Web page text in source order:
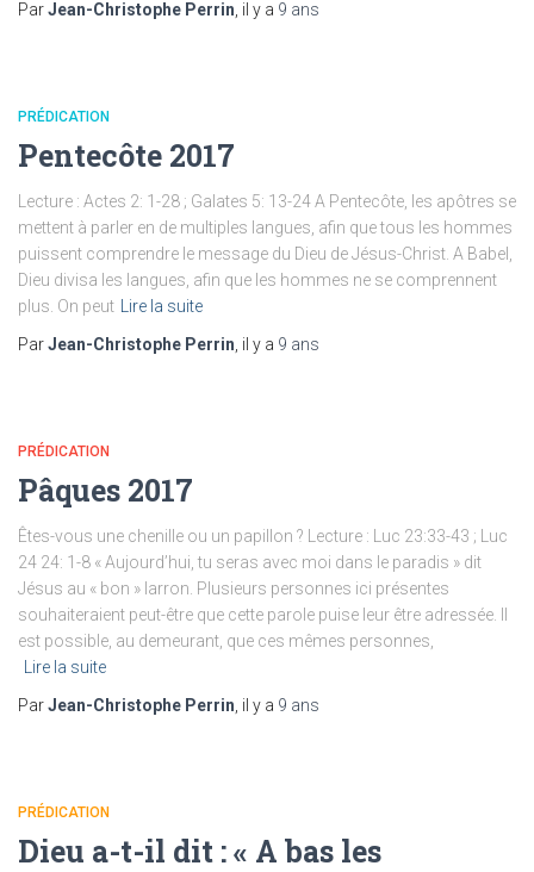
ParJean-Christophe Perrin , il y a 9 ans
PRÉDICATION
Pentecôte 2017
Lecture : Actes 2: 1-28 ; Galates 5: 13-24 A Pentecôte, les apôtres se
mettent à parler en de multiples langues, afin que tous les hommes
puissent comprendre le message du Dieu de Jésus-Christ. A Babel,
Dieu divisa les langues, afin que les hommes ne se comprennent
plus. On peut
Lire la suite
ParJean-Christophe Perrin , il y a 9 ans
PRÉDICATION
Pâques 2017
Êtes-vous une chenille ou un papillon ? Lecture : Luc 23:33-43 ; Luc
24 24: 1-8 « Aujourd’hui, tu seras avec moi dans le paradis » dit
Jésus au « bon » larron. Plusieurs personnes ici présentes
souhaiteraient peut-être que cette parole puise leur être adressée. Il
est possible, au demeurant, que ces mêmes personnes,
Lire la suite
ParJean-Christophe Perrin , il y a 9 ans
PRÉDICATION
Dieu a-t-il dit : « A bas les